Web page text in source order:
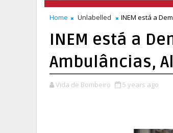
Home Unlabelled INEM está a
INEM está a
Ambulâncias,
Vida de Bombeiro 5 years ago